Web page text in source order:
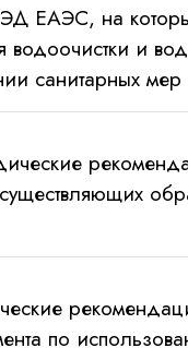
ЕАЭС, на
и
санитарных мер
по